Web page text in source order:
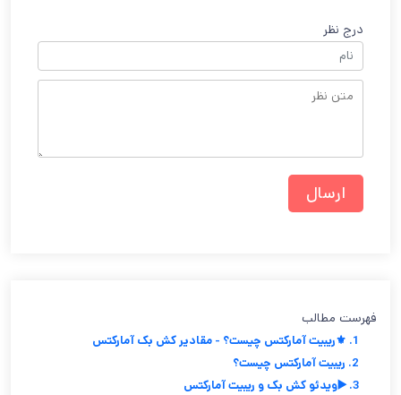
درج نظر
فهرست مطالب
1. ⚜️ریبیت آمارکتس چیست؟ - مقادیر کش بک آمارکتس
2. ریبیت آمارکتس چیست؟
3. ▶️ویدئو کش بک و ریبیت آمارکتس